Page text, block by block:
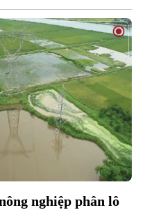
nghiệp phân lô